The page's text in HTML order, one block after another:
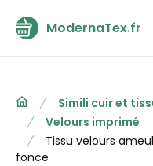
ModernaTex.fr
Simili cuir et
Velours imprimé
Tissu velours
fonce